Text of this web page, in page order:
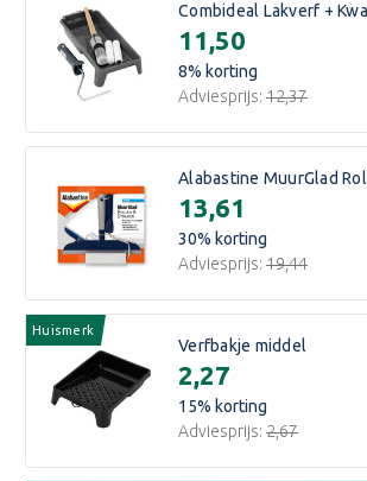
Combideal Lakverf +
€11,50
8% korting
Adviesprijs: €12,37
Alabastine MuurGlad
€13,61
30% korting
Adviesprijs: €19,44
Huismerk
Verfbakje middel
€2,27
15% korting
Adviesprijs: €2,67